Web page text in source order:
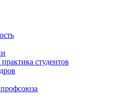
студентов